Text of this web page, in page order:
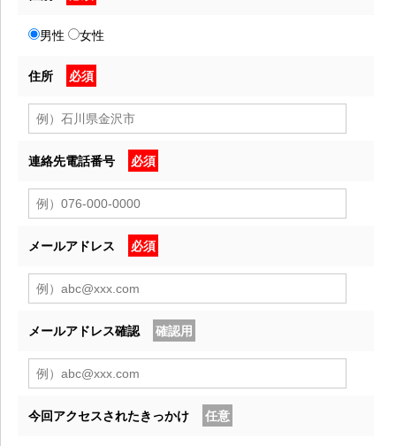
男性 女性
住所 必須
連絡先電話番号 必須
メールアドレス 必須
メールアドレス確認 確認用
今回アクセスされたきっかけ 任意